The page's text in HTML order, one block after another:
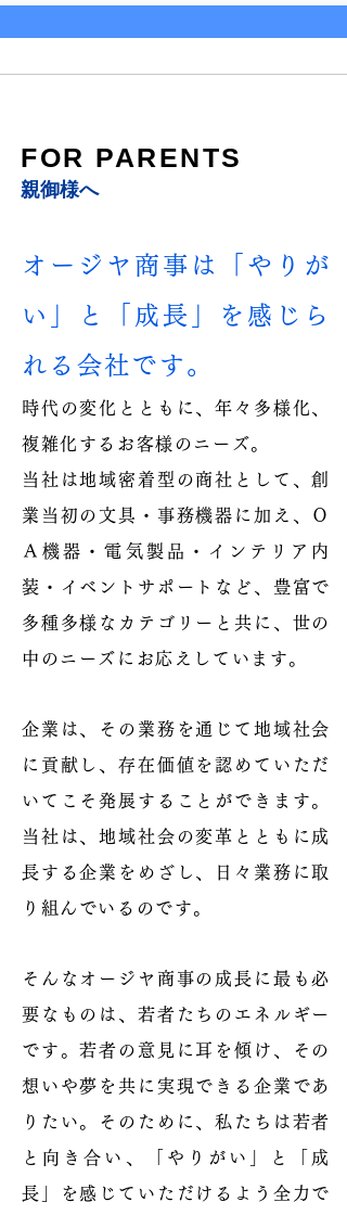
FOR PARENTS
親御様へ
オージヤ商事は「やりが
い」と「成長」を感じら
れる会社です。
時代の変化とともに、年々多様化、
複雑化するお客様のニーズ。
当社は地域密着型の商社として、創
業当初の文具・事務機器に加え、Ｏ
Ａ機器・電気製品・インテリア内
装・イベントサポートなど、豊富で
多種多様なカテゴリーと共に、世の
中のニーズにお応えしています。
企業は、その業務を通じて地域社会
に貢献し、存在価値を認めていただ
いてこそ発展することができます。
当社は、地域社会の変革とともに成
長する企業をめざし、日々業務に取
り組んでいるのです。
そんなオージヤ商事の成長に最も必
要なものは、若者たちのエネルギー
です。若者の意見に耳を傾け、その
想いや夢を共に実現できる企業であ
りたい。そのために、私たちは若者
と向き合い、「やりがい」と「成
長」を感じていただけるよう全力で